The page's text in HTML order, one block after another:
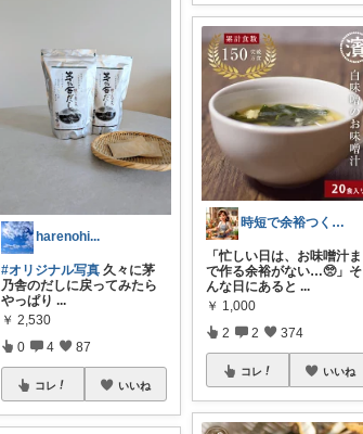
harenohi...
#オリジナル写真 久々に茅
乃舎のだしに戻ってみたら
やっぱり ...
￥ 2,530
0 4 87
コレ いいね
時短で余裕つくる主婦🍀キッチン
「忙しい日は、お味噌汁ま
で作る余裕がない…🥺」そ
んな日にあると ...
￥ 1,000
2 2 374
コレ いいね